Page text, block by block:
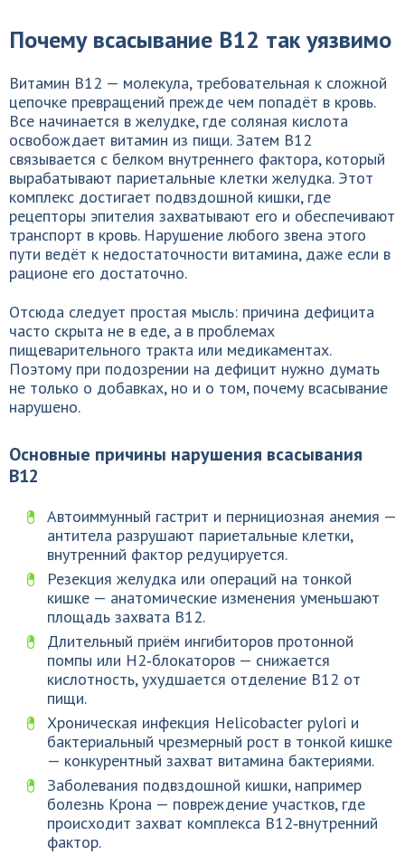
Почему всасывание B12 так уязвимо
Витамин B12 — молекула, требовательная к сложной
цепочке превращений прежде чем попадёт в кровь.
Все начинается в желудке, где соляная кислота
освобождает витамин из пищи. Затем B12
связывается с белком внутреннего фактора, который
вырабатывают париетальные клетки желудка. Этот
комплекс достигает подвздошной кишки, где
рецепторы эпителия захватывают его и обеспечивают
транспорт в кровь. Нарушение любого звена этого
пути ведёт к недостаточности витамина, даже если в
рационе его достаточно.
Отсюда следует простая мысль: причина дефицита
часто скрыта не в еде, а в проблемах
пищеварительного тракта или медикаментах.
Поэтому при подозрении на дефицит нужно думать
не только о добавках, но и о том, почему всасывание
нарушено.
Основные причины нарушения всасывания
B12
Автоиммунный гастрит и пернициозная анемия —
антитела разрушают париетальные клетки,
внутренний фактор редуцируется.
Резекция желудка или операций на тонкой
кишке — анатомические изменения уменьшают
площадь захвата B12.
Длительный приём ингибиторов протонной
помпы или H2‑блокаторов — снижается
кислотность, ухудшается отделение B12 от
пищи.
Хроническая инфекция Helicobacter pylori и
бактериальный чрезмерный рост в тонкой кишке
— конкурентный захват витамина бактериями.
Заболевания подвздошной кишки, например
болезнь Крона — повреждение участков, где
происходит захват комплекса B12‑внутренний
фактор.